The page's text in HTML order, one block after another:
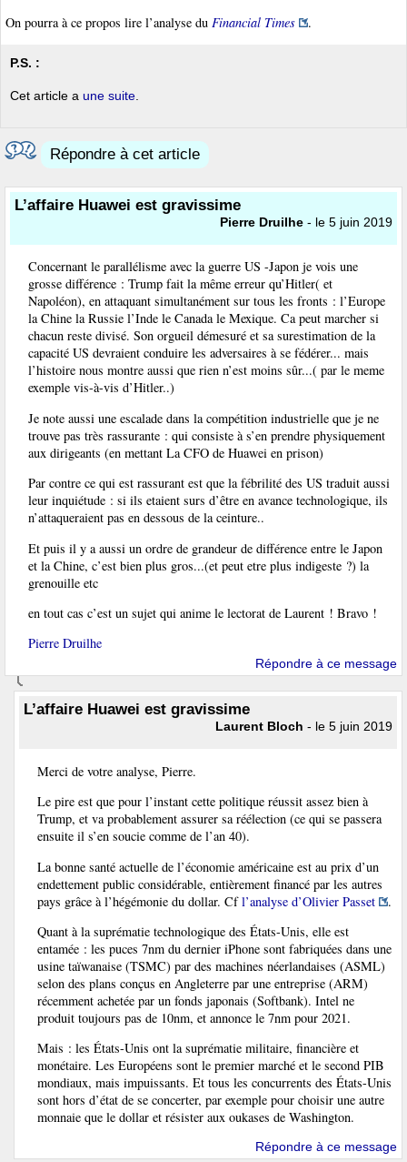
On pourra à ce propos lire l’analyse du Financial Times .
P.S. :
Cet article a une suite
Répondre à cet article
L’affaire Huawei est gravissime
Pierre Druilhe - le 5 juin 2019
Concernant le parallélisme avec la guerre US -Japon je vois une
grosse différence : Trump fait la même erreur qu’Hitler( et
Napoléon), en attaquant simultanément sur tous les fronts : l’Europe
la Chine la Russie l’Inde le Canada le Mexique. Ca peut marcher si
chacun reste divisé. Son orgueil démesuré et sa surestimation de la
capacité US devraient conduire les adversaires à se fédérer... mais
l’histoire nous montre aussi que rien n’est moins sûr...( par le meme
exemple vis-à-vis d’Hitler..)
Je note aussi une escalade dans la compétition industrielle que je ne
trouve pas très rassurante : qui consiste à s’en prendre physiquement
aux dirigeants (en mettant La CFO de Huawei en prison)
Par contre ce qui est rassurant est que la fébrilité des US traduit aussi
leur inquiétude : si ils etaient surs d’être en avance technologique, ils
n’attaqueraient pas en dessous de la ceinture..
Et puis il y a aussi un ordre de grandeur de différence entre le Japon
et la Chine, c’est bien plus gros...(et peut etre plus indigeste ?) la
grenouille etc
en tout cas c’est un sujet qui anime le lectorat de Laurent ! Bravo !
Pierre Druilhe
Répondre à ce message
L’affaire Huawei est gravissime
Laurent Bloch - le 5 juin 2019
Merci de votre analyse, Pierre.
Le pire est que pour l’instant cette politique réussit assez bien à
Trump, et va probablement assurer sa réélection (ce qui se passera
ensuite il s’en soucie comme de l’an 40).
La bonne santé actuelle de l’économie américaine est au prix d’un
endettement public considérable, entièrement financé par les autres
pays grâce à l’hégémonie du dollar. Cfl’analyse d’Olivier Passet
.
Quant à la suprématie technologique des États-Unis, elle est
entamée : les puces 7nm du dernier iPhone sont fabriquées dans une
usine taïwanaise (TSMC) par des machines néerlandaises (ASML)
selon des plans conçus en Angleterre par une entreprise (ARM)
récemment achetée par un fonds japonais (Softbank). Intel ne
produit toujours pas de 10nm, et annonce le 7nm pour 2021.
Mais : les États-Unis ont la suprématie militaire, financière et
monétaire. Les Européens sont le premier marché et le second PIB
mondiaux, mais impuissants. Et tous les concurrents des États-Unis
sont hors d’état de se concerter, par exemple pour choisir une autre
monnaie que le dollar et résister aux oukases de Washington.
Répondre à ce message